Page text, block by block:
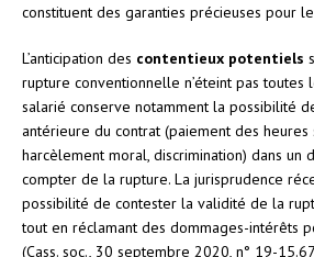
constituent des garanties précieuses pour
L’anticipation des contentieux potentiels
rupture conventionnelle n’éteint pas toutes
salarié conserve notamment la possibilité
antérieure du contrat (paiement des heures
harcèlement moral, discrimination) dans un
compter de la rupture. La jurisprudence
possibilité de contester la validité de la
tout en réclamant des dommages-intérêts
(Cass. soc., 30 septembre 2020, n° 19-